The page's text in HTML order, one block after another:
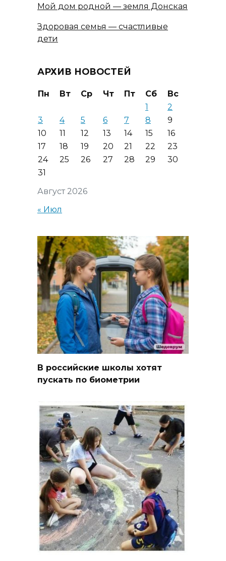
Мой дом родной — земля Донская
Здоровая семья — счастливые
дети
АРХИВ НОВОСТЕЙ
Август 2026
Пн Вт Ср Чт Пт Сб
Вс
1
2
3
4 5 6 7 8
9
10
11 12 13 14 15
16
17
18 19 20 21 22
23
24
25 26 27 28 29
30
31
« Июл
В российские школы хотят
пускать по биометрии